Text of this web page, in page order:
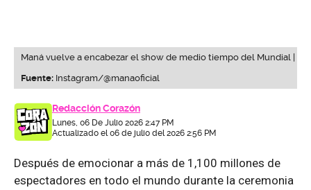
Maná vuelve a encabezar el show de medio tiempo del Mundial |
Fuente: Instagram/@manaoficial
Redacción Corazón
Lunes, 06 De Julio 2026 2:47 PM
Actualizado el 06 de julio del 2026 2:56 PM
Después de emocionar a más de 1,100 millones de
espectadores en todo el mundo durante la ceremonia